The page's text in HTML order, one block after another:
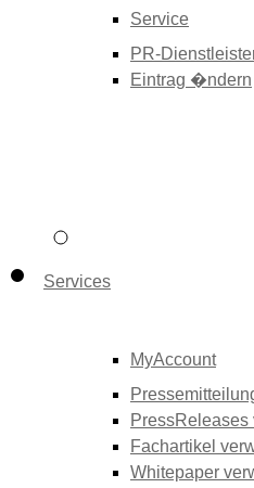
Service
PR-
Eintrag �ndern
Services
MyAccount
PressReleases
Fachartikel
Whitepaper